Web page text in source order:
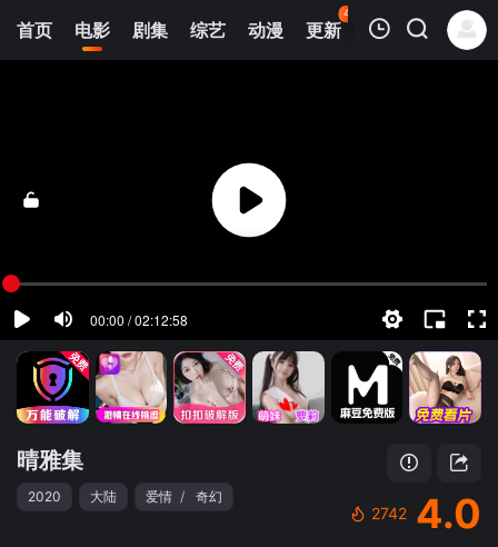
首页 电影 剧集 综艺 动漫 更新
43
热榜 APP
清空
晴雅集
2020 大陆 爱情 / 奇幻
2742 4.0